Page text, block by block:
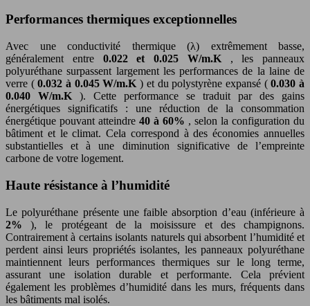
Performances thermiques exceptionnelles
Avec une conductivité thermique (λ) extrêmement basse,
généralement entre 0.022 et 0.025 W/m.K , les panneaux
polyuréthane surpassent largement les performances de la laine de
verre (0.032 à 0.045 W/m.K) et du polystyrène expansé (0.030 à
0.040 W/m.K ). Cette performance se traduit par des gains
énergétiques significatifs : une réduction de la consommation
énergétique pouvant atteindre 40 à 60% , selon la configuration du
bâtiment et le climat. Cela correspond à des économies annuelles
substantielles et à une diminution significative de l’empreinte
carbone de votre logement.
Haute résistance à l’humidité
Le polyuréthane présente une faible absorption d’eau (inférieure à
2%), le protégeant de la moisissure et des champignons.
Contrairement à certains isolants naturels qui absorbent l’humidité et
perdent ainsi leurs propriétés isolantes, les panneaux polyuréthane
maintiennent leurs performances thermiques sur le long terme,
assurant une isolation durable et performante. Cela prévient
également les problèmes d’humidité dans les murs, fréquents dans
les bâtiments mal isolés.